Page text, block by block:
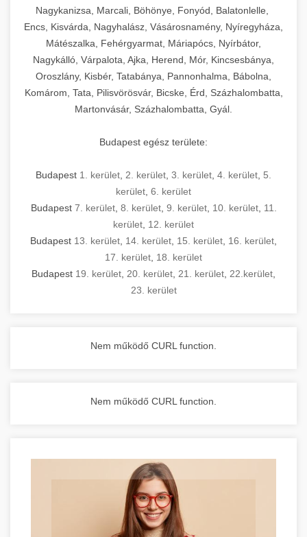
Nagykanizsa, Marcali, Böhönye, Fonyód, Balatonlelle,
Encs, Kisvárda, Nagyhalász, Vásárosnamény, Nyíregyháza,
Mátészalka, Fehérgyarmat, Máriapócs, Nyírbátor,
Nagykálló, Várpalota, Ajka, Herend, Mór, Kincsesbánya,
Oroszlány, Kisbér, Tatabánya, Pannonhalma, Bábolna,
Komárom, Tata, Pilisvörösvár, Bicske, Érd, Százhalombatta,
Martonvásár, Százhalombatta, Gyál.
Budapest egész területe:
Budapest 1. kerület 2. kerület 3. kerület 4. kerület 5.
kerület 6. kerület
Budapest 7. kerület, 8. kerület, 9. kerület, 10. kerület, 11.
kerület 12. kerület
Budapest 13. kerület 14. kerület 15. kerület 16. kerület
17. kerület 18. kerület
Budapest 19. kerület 20. kerület 21. kerület 22.kerület
23. kerület
Nem működő CURL function.
Nem működő CURL function.